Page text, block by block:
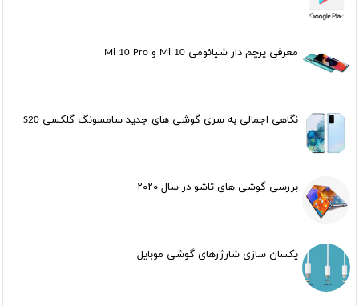
معرفی پرچم دار شیائومی Mi 10 و Mi 10 Pro
نگاهی اجمالی به سری گوشی های جدید سامسونگ گلکسی S20
بررسی گوشی های تاشو در سال ۲۰۲۰
یکسان سازی شارژرهای گوشی موبایل